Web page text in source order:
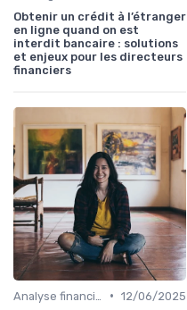
Obtenir un crédit à l’étranger
en ligne quand on est
interdit bancaire : solutions
et enjeux pour les directeurs
financiers
• 12/06/2025